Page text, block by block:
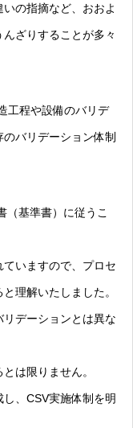
の指摘など、おおよ
ざりすることが多々
工程や設備のバリデ
バリデーション体制
（基準書）に従うこ
いますので、プロセ
理解いたしました。
デーションとは異な
は限りません。
、CSV実施体制を明